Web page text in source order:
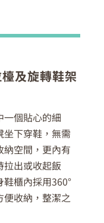
及旋轉鞋架
一個貼心的細
坐下穿鞋，無需
納空間，更內有
拉出或收起飯
櫃內採用360°
收納，整潔之